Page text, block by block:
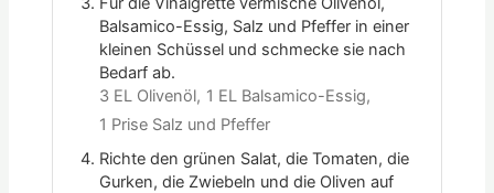
Balsamico-Essig, Salz und Pfeffer in einer
kleinen Schüssel und schmecke sie nach
Bedarf ab.
3 EL Olivenöl, 1 EL Balsamico-Essig,
1 Prise Salz und Pfeffer
Richte den grünen Salat, die Tomaten, die
Gurken, die Zwiebeln und die Oliven auf